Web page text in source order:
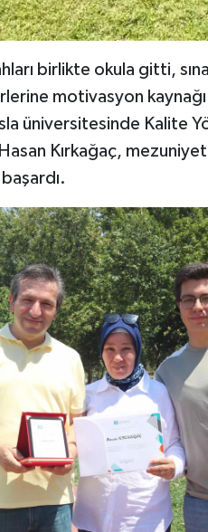
birlikte okula gitti,
motivasyon
üniversitesinde Kalite
Kırkağaç,